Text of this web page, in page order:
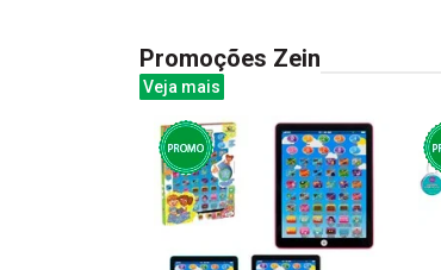
Promoções Zein
Veja mais